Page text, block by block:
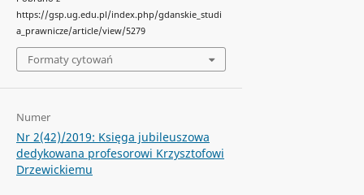
https://gsp.ug.edu.pl/index.php/gdanskie_studi
a_prawnicze/article/view/5279
Formaty cytowań
Numer
Nr 2(42)/2019: Księga jubileuszowa
dedykowana profesorowi Krzysztofowi
Drzewickiemu